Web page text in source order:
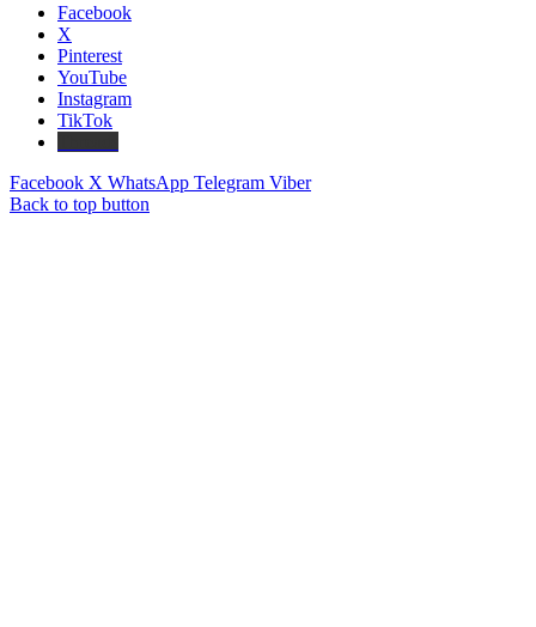
Facebook
X
Pinterest
YouTube
Instagram
TikTok
Facebook X WhatsApp Telegram Viber
Back to top button